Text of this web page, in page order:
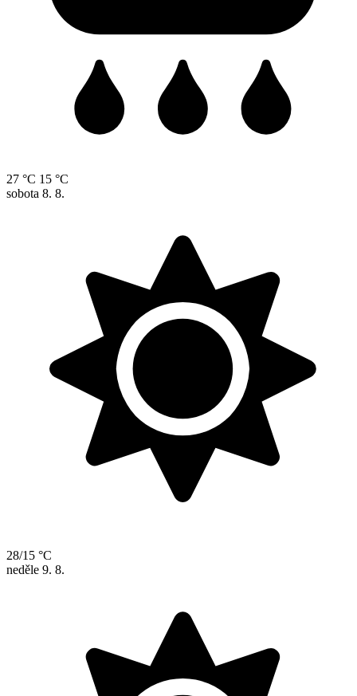
27 °C 15 °C
sobota 8. 8.
28/15 °C
neděle 9. 8.